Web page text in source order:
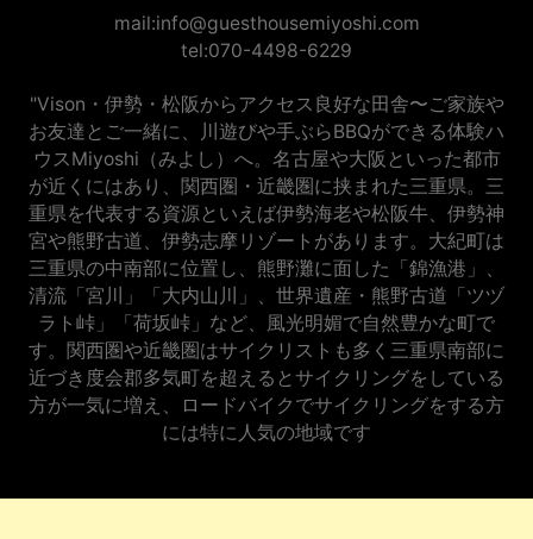
mail:info@guesthousemiyoshi.com
tel:070-4498-6229
"Vison・伊勢・松阪からアクセス良好な田舎〜ご家族や
お友達とご一緒に、川遊びや手ぶらBBQができる体験ハ
ウスMiyoshi（みよし）へ。名古屋や大阪といった都市
が近くにはあり、関西圏・近畿圏に挟まれた三重県。三
重県を代表する資源といえば伊勢海老や松阪牛、伊勢神
宮や熊野古道、伊勢志摩リゾートがあります。大紀町は
三重県の中南部に位置し、熊野灘に面した「錦漁港」、
清流「宮川」「大内山川」、世界遺産・熊野古道「ツヅ
ラト峠」「荷坂峠」など、風光明媚で自然豊かな町で
す。関西圏や近畿圏はサイクリストも多く三重県南部に
近づき度会郡多気町を超えるとサイクリングをしている
方が一気に増え、ロードバイクでサイクリングをする方
には特に人気の地域です